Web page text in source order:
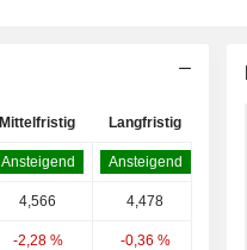
Mittelfristig Langfristig
Ansteigend Ansteigend
4,566 4,478
-2,28 % -0,36 %